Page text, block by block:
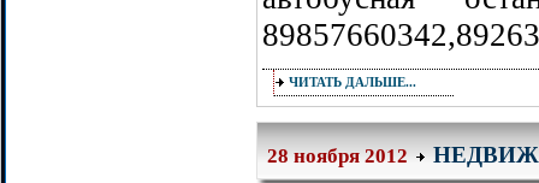
ЧИТАТЬ ДАЛЬШЕ...
28 ноября 2012